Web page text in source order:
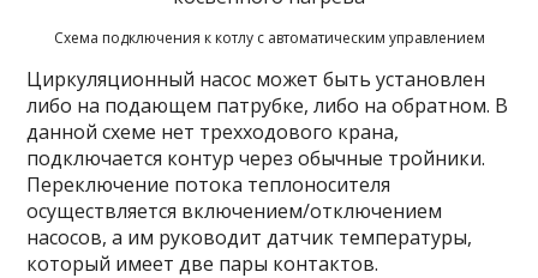
Схема подключения к котлу с автоматическим управлением
Циркуляционный насос может быть установлен
либо на подающем патрубке, либо на обратном. В
данной схеме нет трехходового крана,
подключается контур через обычные тройники.
Переключение потока теплоносителя
осуществляется включением/отключением
насосов, а им руководит датчик температуры,
который имеет две пары контактов.